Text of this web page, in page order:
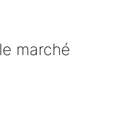
marché